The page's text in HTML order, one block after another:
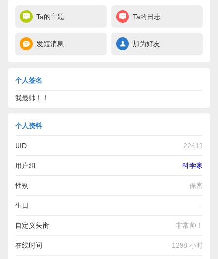
Ta的主题 Ta的日志
发短消息 加为好友
个人签名
我最帅！！
个人资料
UID 22419
用户组 科学家
性别 保密
生日 -
自定义头衔 非常帅！
在线时间 1298 小时